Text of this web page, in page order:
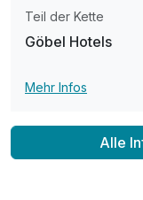
Teil der Kette
Göbel Hotels
Mehr Infos
Alle